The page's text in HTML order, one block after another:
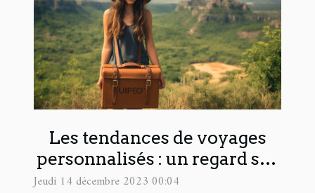
Les tendances de voyages
personnalisés : un regard sur
Thisy Travels
Jeudi 14 décembre 2023 00:04